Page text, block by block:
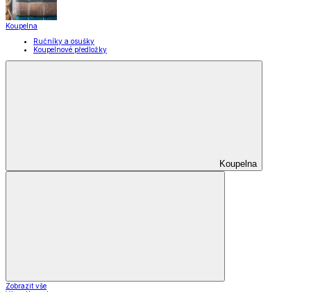
Koupelna
Ručníky a osušky
Koupelnové předložky
Koupelna
Zobrazit vše